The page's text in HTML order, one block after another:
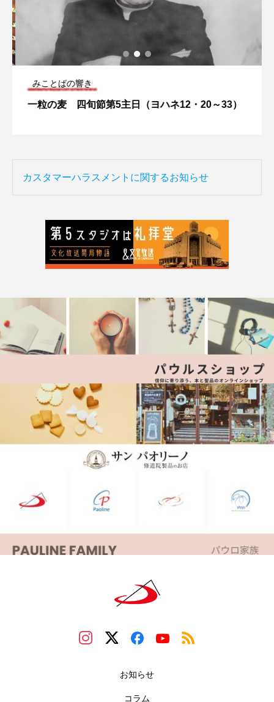
みことばの響き
一粒の麦 四旬節第5主日（ヨハネ12・20～33）
カスタマーハラスメントに関するお知らせ
お知らせ
コラム